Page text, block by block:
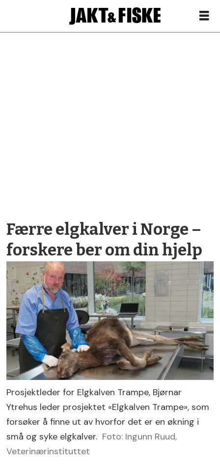
Færre elgkalver i Norge –
forskere ber om din hjelp
Prosjektleder for Elgkalven Trampe, Bjørnar
Ytrehus leder prosjektet «Elgkalven Trampe», som
forsøker å finne ut av hvorfor det er en økning i
små og syke elgkalver. Foto: Ingunn Ruud,
Veterinærinstituttet